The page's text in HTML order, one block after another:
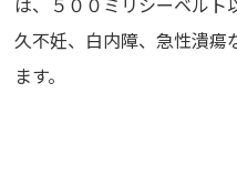
久不妊、白内障、急性潰瘍
ます。